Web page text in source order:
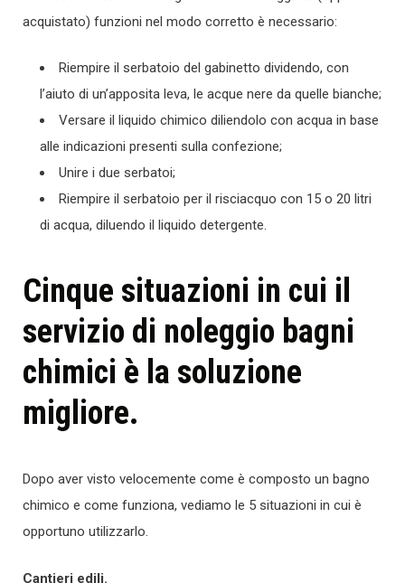
acquistato) funzioni nel modo corretto è necessario:
Riempire il serbatoio del gabinetto dividendo, con
l’aiuto di un’apposita leva, le acque nere da quelle bianche;
Versare il liquido chimico diliendolo con acqua in base
alle indicazioni presenti sulla confezione;
Unire i due serbatoi;
Riempire il serbatoio per il risciacquo con 15 o 20 litri
di acqua, diluendo il liquido detergente.
Cinque situazioni in cui il
servizio di noleggio bagni
chimici è la soluzione
migliore.
Dopo aver visto velocemente come è composto un bagno
chimico e come funziona, vediamo le 5 situazioni in cui è
opportuno utilizzarlo.
Cantieri edili.